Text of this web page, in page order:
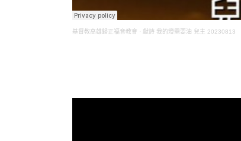
基督教高雄歸正福音教會 · 獻詩 我的燈需要油 兒主 20230813